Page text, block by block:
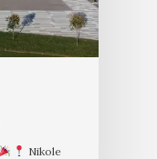
Nikole